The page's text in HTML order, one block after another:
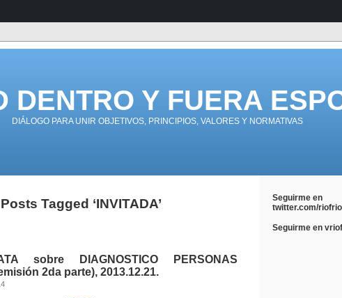
DENTRO Y FUERA
DIÁLOGO PARA UNIR OBJETIVOS, PRINCIPIOS, VALORES Y NORMATIVAS
Posts Tagged ‘INVITADA’
sobre DIAGNOSTICO PERSONAS
2da parte), 2013.12.21.
Seguirme en
twitter.com/
Seguirme en